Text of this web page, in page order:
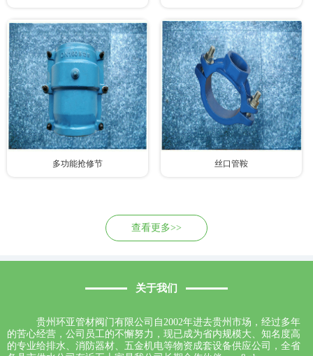
多功能抢修节 丝口管鞍
查看更多>>
关于我们
贵州环亚管材阀门有限公司自2002年进去贵州市场，经过多年
的苦心经营，公司员工的不懈努力，现已成为省内规模大、知名度高
的专业给排水、消防器材、五金机电等物资成套设备供应公司，全省